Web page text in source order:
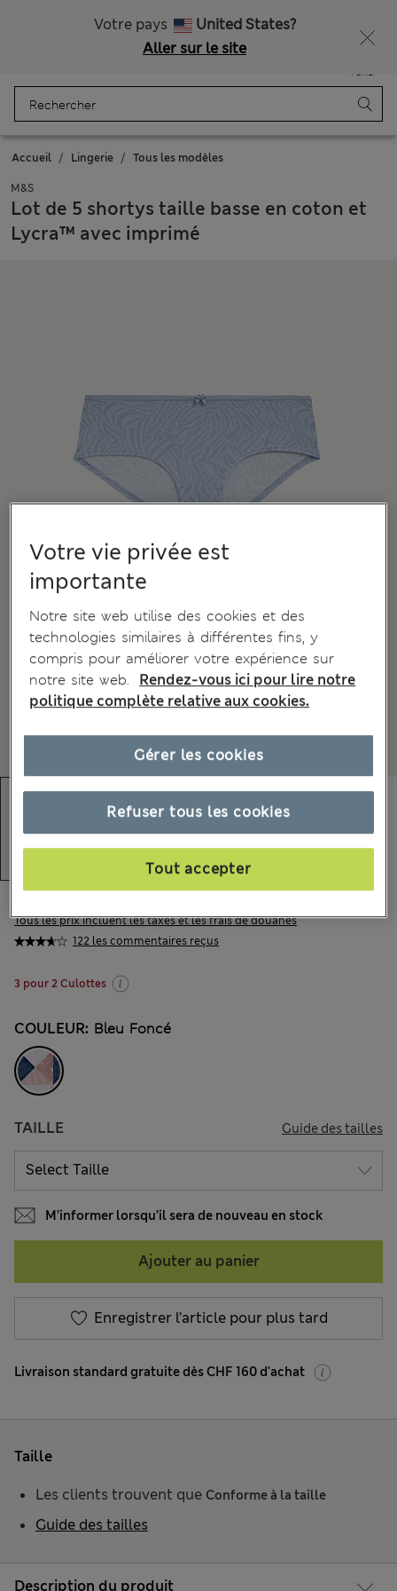
Votre pays
United States?
Aller sur le site
Panier
Accueil Lingerie Tous les modèles
M&S
Lot de 5 shortys taille basse en coton et
Lycra™ avec imprimé
122 les commentaires reçus
Tous les prix incluent les taxes et les frais de douanes
3 pour 2 Culottes
COULEUR: Bleu Foncé
TAILLE Guide des tailles
M’informer lorsqu’il sera de nouveau en stock
Ajouter au panier
Enregistrer l’article pour plus tard
Livraison standard gratuite dès CHF 160 d'achat
Description du produit
Taille
Les clients trouvent que Conforme à la taille
Guide des tailles
Votre vie privée est
importante
Notre site web utilise des cookies et des
technologies similaires à différentes fins, y
compris pour améliorer votre expérience sur
notre site web.
Rendez-vous ici pour lire notre
politique complète relative aux cookies.
Refuser tous les cookies
Tout accepter
Gérer les cookies